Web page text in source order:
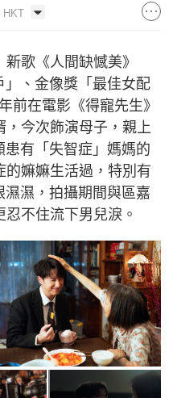
HKT
新歌《人間缺憾美》
、金像獎「最佳女配
前在電影《得寵先生》
，今次飾演母子，親上
有「失智症」媽媽的
嫲嫲生活過，特別有
濕，拍攝期間與區嘉
不住流下男兒淚。